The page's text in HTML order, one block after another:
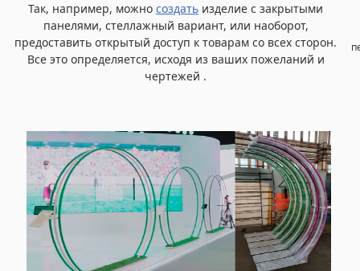
Так, например, можно создать изделие с закрытыми
панелями, стеллажный вариант, или наоборот,
предоставить открытый доступ к товарам со всех сторон.
Все это определяется, исходя из ваших пожеланий и
чертежей .